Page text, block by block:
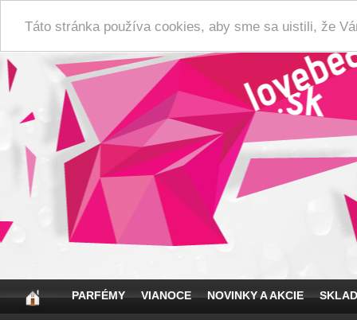
Táto stránka používa cookies, aby sme sa uistili, že
PARFÉMY VIANOCE NOVINKY A AKCIE